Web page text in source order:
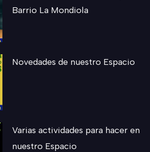
Barrio La Mondiola
Novedades de nuestro Espacio
Varias actividades para hacer en
nuestro Espacio